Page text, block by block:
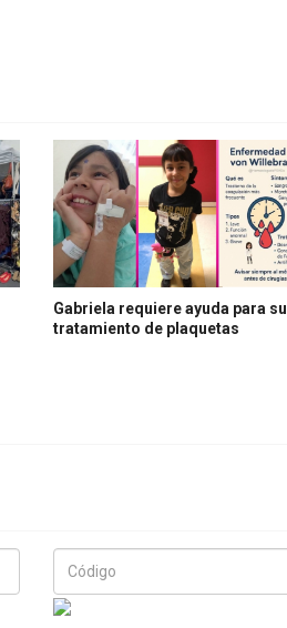
Gabriela requiere ayuda para su
tratamiento de plaquetas